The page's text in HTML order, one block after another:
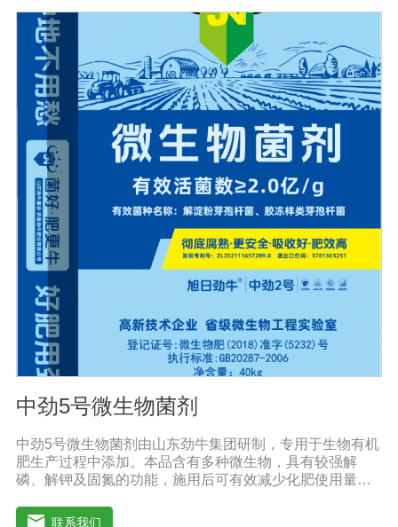
适应性广，升温速度快，分解能力强，除臭效果彻底。2、
起温快在温度0℃以上时, 2天温度可升至60℃以上。可充
分分解畜禽类粪便中产生臭味的有机硫化物、有机氨化物
等, 升温后2-3天, 臭味大幅减低。3、发酵周期短15-20天即
可达到基本腐熟状态。4、发酵过程高温(60℃-70℃)持久
能杀灭发酵物中的病菌、虫卵、杂草种子。5、堆肥总养分
损失少, 腐殖质含量高, 钾元素含量增高明显。【用法用
量】 本品1公斤可发酵2-3吨物料。使用时先将发酵剂与稻
糠或玉米面或者干的发酵物料湿均匀, 后掺入发酵物中, 混
匀, 堆成堆(夏天堆高控制在0. 6-1米之间, 冬季0. 8-1. 6米之
间, 并用薄膜或草帘覆盖, 待内部温度升到25℃时, 将覆盖
物揭开)。待温度升到45℃(冬季温度升到55C)以上 时开始
一次翻堆, 以后每当堆温达到60℃以上时需进行翘堆, 15-
20天即可达到基本腐熟状态。
中劲5号微生物菌剂
中劲5号微生物菌剂由山东劲牛集团研制，专用于生物有机
肥生产过程中添加。本品含有多种微生物，具有较强解
磷、解钾及固氮的功能，施用后可有效减少化肥使用量；
维生素，能不同程度地刺激根系生长，促进营养和水分吸
联系我们